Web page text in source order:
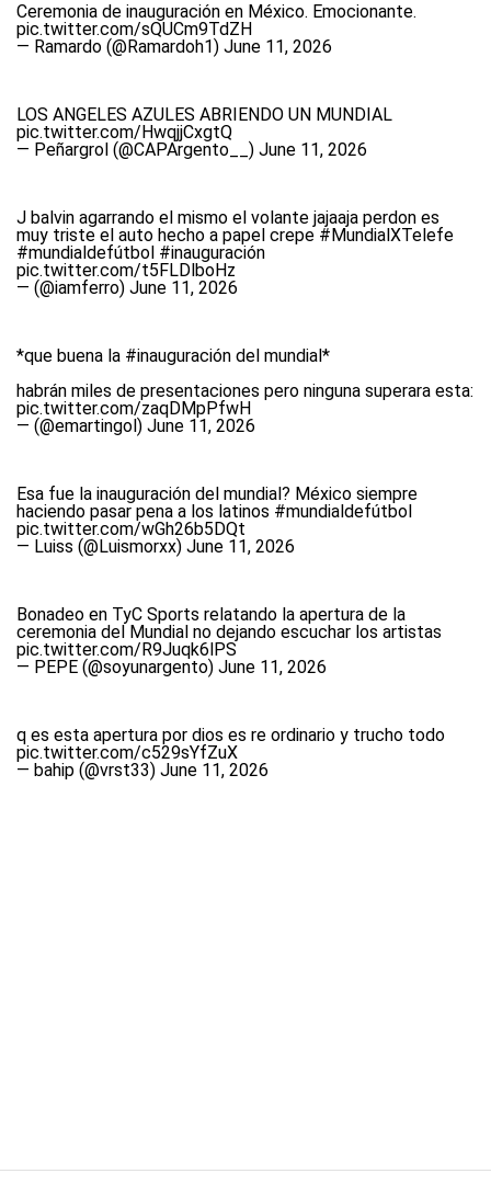
Ceremonia de inauguración en México. Emocionante.
pic.twitter.com/sQUCm9TdZH
— Ramardo (@Ramardoh1) June 11, 2026
LOS ANGELES AZULES ABRIENDO UN MUNDIAL
pic.twitter.com/HwqjjCxgtQ
— Peñargrol (@CAPArgento__) June 11, 2026
J balvin agarrando el mismo el volante jajaaja perdon es
muy triste el auto hecho a papel crepe #MundialXTelefe
#mundialdefútbol #inauguración
pic.twitter.com/t5FLDlboHz
— (@iamferro) June 11, 2026
*que buena la #inauguración del mundial*
habrán miles de presentaciones pero ninguna superara esta:
pic.twitter.com/zaqDMpPfwH
— (@emartingol) June 11, 2026
Esa fue la inauguración del mundial? México siempre
haciendo pasar pena a los latinos #mundialdefútbol
pic.twitter.com/wGh26b5DQt
— Luiss (@Luismorxx) June 11, 2026
Bonadeo en TyC Sports relatando la apertura de la
ceremonia del Mundial no dejando escuchar los artistas
pic.twitter.com/R9Juqk6lPS
— PEPE (@soyunargento) June 11, 2026
q es esta apertura por dios es re ordinario y trucho todo
pic.twitter.com/c529sYfZuX
— bahip (@vrst33) June 11, 2026